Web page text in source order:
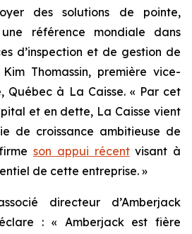
des solutions de pointe,
une référence mondiale dans
d’inspection et de gestion de
Thomassin, première vice-
Québec à La Caisse. « Par cet
et en dette, La Caisse vient
de croissance ambitieuse de
son appui récentvisant à
de cette entreprise. »
directeur d’Amberjack
: « Amberjack est fière